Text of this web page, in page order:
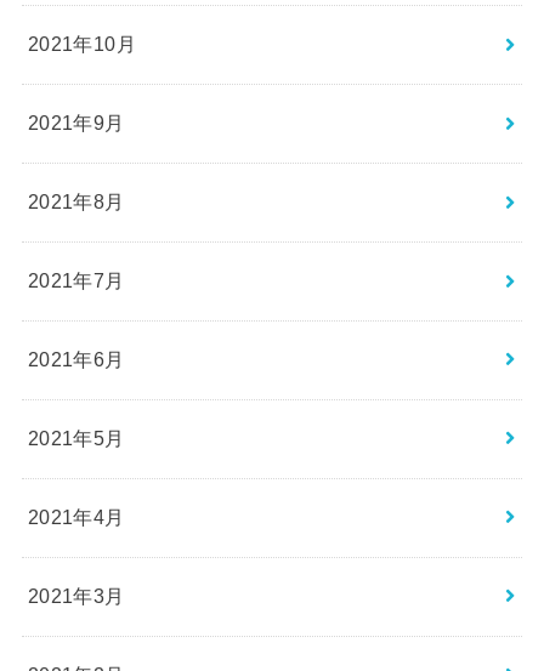
2021年10月
2021年9月
2021年8月
2021年7月
2021年6月
2021年5月
2021年4月
2021年3月